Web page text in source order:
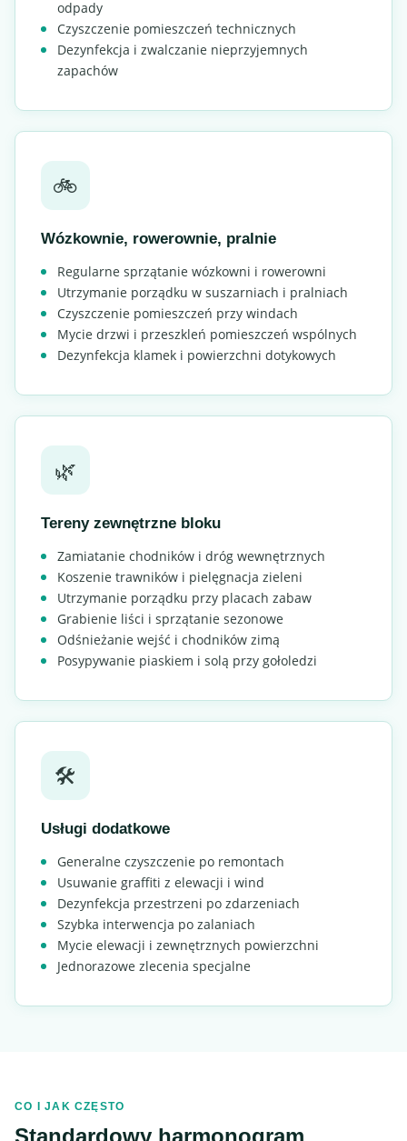
odpady
Czyszczenie pomieszczeń technicznych
Dezynfekcja i zwalczanie nieprzyjemnych
zapachów
🚲
Wózkownie, rowerownie, pralnie
Regularne sprzątanie wózkowni i rowerowni
Utrzymanie porządku w suszarniach i pralniach
Czyszczenie pomieszczeń przy windach
Mycie drzwi i przeszkleń pomieszczeń wspólnych
Dezynfekcja klamek i powierzchni dotykowych
🌿
Tereny zewnętrzne bloku
Zamiatanie chodników i dróg wewnętrznych
Koszenie trawników i pielęgnacja zieleni
Utrzymanie porządku przy placach zabaw
Grabienie liści i sprzątanie sezonowe
Odśnieżanie wejść i chodników zimą
Posypywanie piaskiem i solą przy gołoledzi
🛠️
Usługi dodatkowe
Generalne czyszczenie po remontach
Usuwanie graffiti z elewacji i wind
Dezynfekcja przestrzeni po zdarzeniach
Szybka interwencja po zalaniach
Mycie elewacji i zewnętrznych powierzchni
Jednorazowe zlecenia specjalne
CO I JAK CZĘSTO
Standardowy harmonogram